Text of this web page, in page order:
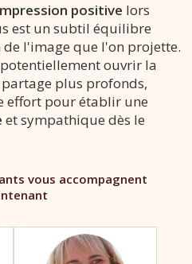
positive lors
est un subtil équilibre
l'image que l'on projette.
ouvrir la
plus profonds,
effort pour établir une
et sympathique dès le
vous accompagnent